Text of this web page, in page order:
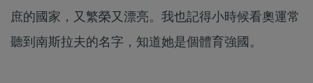
庶的國家，又繁榮又漂亮。我也記得小時候看奧運常
聽到南斯拉夫的名字，知道她是個體育強國。